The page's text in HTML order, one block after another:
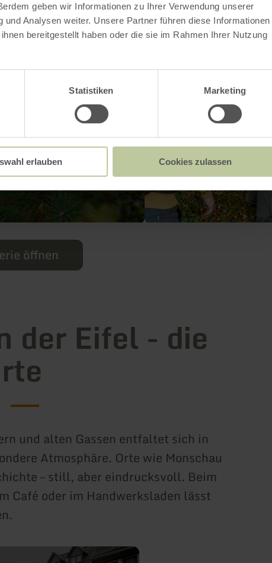
geben wir Informationen zu Ihrer Verwendung unserer
Analysen weiter. Unsere Partner führen diese Informationen
bereitgestellt haben oder die sie im Rahmen Ihrer Nutzung
Statistiken Marketing
erlauben Cookies zulassen
öffnen
der Eifel - die
und alten Gassen entfaltet sich in
Atmosphäre. Orte wie Monschau
– still, aber eindrucksvoll. Beim
Café oder im Handwerksladen lässt